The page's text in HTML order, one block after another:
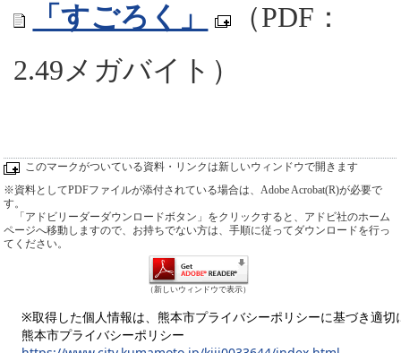
「すごろく」
（PDF：
2.49メガバイト）
このマークがついている資料・リンクは新しいウィンドウで開きます
※資料としてPDFファイルが添付されている場合は、Adobe Acrobat(R)が必要で
す。
「アドビリーダーダウンロードボタン」をクリックすると、アドビ社のホーム
ページへ移動しますので、お持ちでない方は、手順に従ってダウンロードを行っ
てください。
（新しいウィンドウで表示）
※取得した個人情報は、熊本市プライバシーポリシーに基づき適切
熊本市プライバシーポリシー